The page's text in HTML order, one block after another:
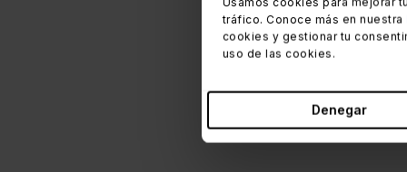
tráfico. Conoce más en nuestra
cookies y gestionar tu
uso de las cookies.
Denegar
con